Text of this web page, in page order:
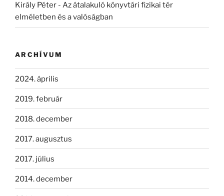
Király Péter - Az átalakuló könyvtári fizikai tér
elméletben és a valóságban
ARCHÍVUM
2024. április
2019. február
2018. december
2017. augusztus
2017. július
2014. december